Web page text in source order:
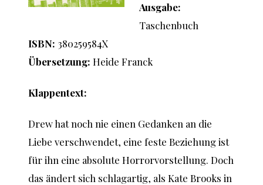
Ausgabe:
Taschenbuch
ISBN: 380259584X
Übersetzung: Heide Franck
Klappentext:
Drew hat noch nie einen Gedanken an die
Liebe verschwendet, eine feste Beziehung ist
für ihn eine absolute Horrorvorstellung. Doch
das ändert sich schlagartig, als Kate Brooks in